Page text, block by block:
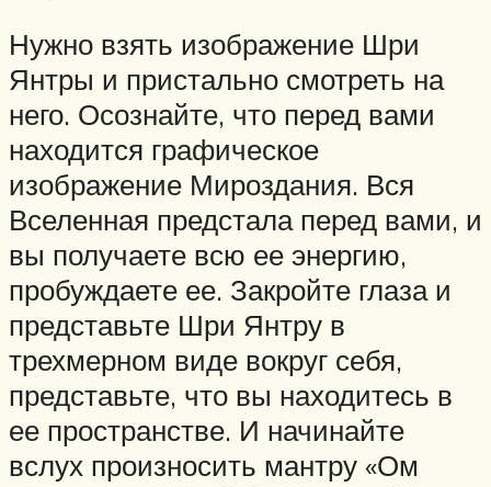
Нужно взять изображение Шри
Янтры и пристально смотреть на
него. Осознайте, что перед вами
находится графическое
изображение Мироздания. Вся
Вселенная предстала перед вами, и
вы получаете всю ее энергию,
пробуждаете ее. Закройте глаза и
представьте Шри Янтру в
трехмерном виде вокруг себя,
представьте, что вы находитесь в
ее пространстве. И начинайте
вслух произносить мантру «Ом